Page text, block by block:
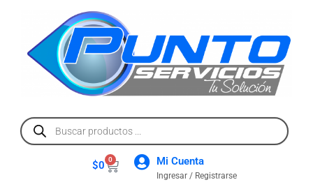
$0 0 Mi Cuenta
Ingresar / Registrarse